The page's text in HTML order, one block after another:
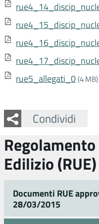
rue5_allegati_0(4 MB)
Condividi
Facebook
Twitter
Whatsapp
Edilizio (RUE)
Documenti RUE
28/03/2015